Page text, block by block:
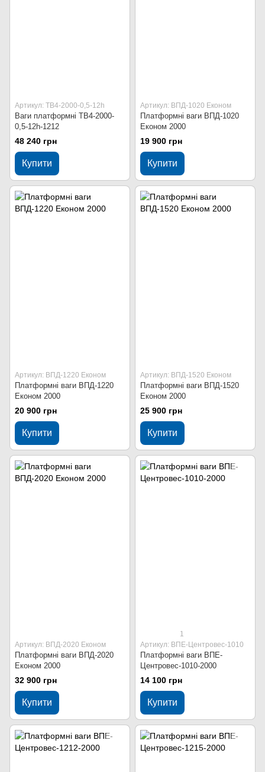
Артикул: ТВ4-2000-0,5-12h
Ваги платформні ТВ4-2000-
0,5-12h-1212
48 240 грн
Купити
Артикул: ВПД-1020 Економ
Платформні ваги ВПД-1020
Економ 2000
19 900 грн
Купити
Артикул: ВПД-1220 Економ
Платформні ваги ВПД-1220
Економ 2000
20 900 грн
Купити
Артикул: ВПД-1520 Економ
Платформні ваги ВПД-1520
Економ 2000
25 900 грн
Купити
Артикул: ВПД-2020 Економ
Платформні ваги ВПД-2020
Економ 2000
32 900 грн
Купити
1
Артикул: ВПЕ-Центровес-1010
Платформні ваги ВПЕ-
Центровес-1010-2000
14 100 грн
Купити